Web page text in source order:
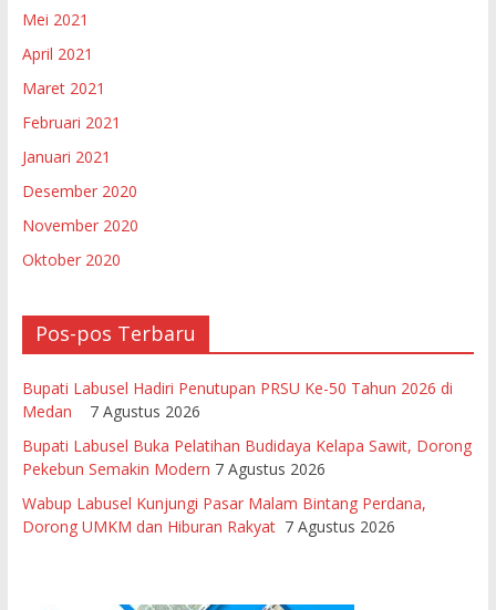
Mei 2021
April 2021
Maret 2021
Februari 2021
Januari 2021
Desember 2020
November 2020
Oktober 2020
Pos-pos Terbaru
Bupati Labusel Hadiri Penutupan PRSU Ke-50 Tahun 2026 di
Medan
7 Agustus 2026
Bupati Labusel Buka Pelatihan Budidaya Kelapa Sawit, Dorong
Pekebun Semakin Modern 7 Agustus 2026
Wabup Labusel Kunjungi Pasar Malam Bintang Perdana,
Dorong UMKM dan Hiburan Rakyat 7 Agustus 2026